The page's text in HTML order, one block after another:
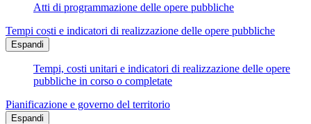
Atti di programmazione delle opere pubbliche
Tempi costi e indicatori di realizzazione delle opere pubbliche
Espandi
Tempi, costi unitari e indicatori di realizzazione delle opere
pubbliche in corso o completate
Pianificazione e governo del territorio
Espandi